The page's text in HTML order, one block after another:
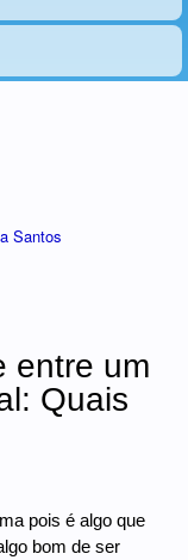
Santos
entre um
Quais
pois é algo que
bom de ser